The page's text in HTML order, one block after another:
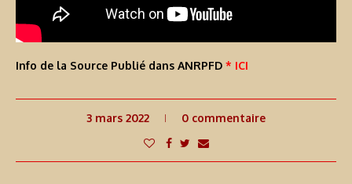
Info de la Source Publié dans ANRPFD * ICI
3 mars 2022 0 commentaire